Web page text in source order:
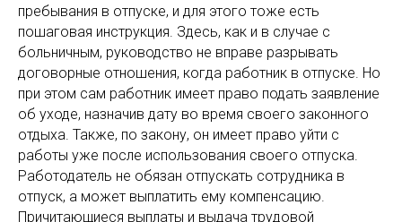
пребывания в отпуске, и для этого тоже есть
пошаговая инструкция. Здесь, как и в случае с
больничным, руководство не вправе разрывать
договорные отношения, когда работник в отпуске. Но
при этом сам работник имеет право подать заявление
об уходе, назначив дату во время своего законного
отдыха. Также, по закону, он имеет право уйти с
работы уже после использования своего отпуска.
Работодатель не обязан отпускать сотрудника в
отпуск, а может выплатить ему компенсацию.
Причитающиеся выплаты и выдача трудовой